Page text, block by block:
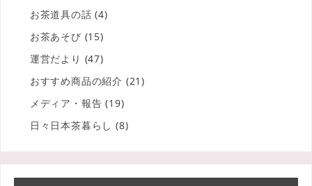
お茶道具の話 (4)
お茶あそび (15)
運営だより (47)
おすすめ商品の紹介 (21)
メディア・報告 (19)
日々日本茶暮らし (8)